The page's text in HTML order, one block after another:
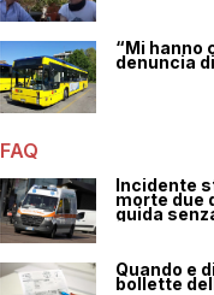
“Mi hanno
denuncia
FAQ
Incidente
morte due
guida
Quando e
bollette